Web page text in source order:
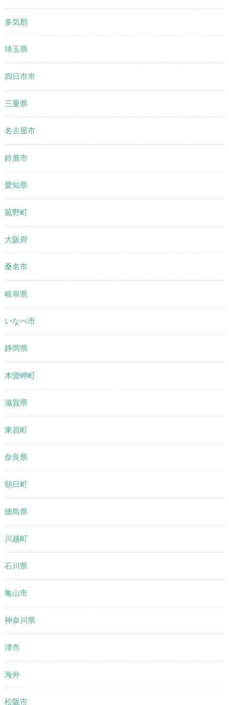
多気郡
埼玉県
四日市市
三重県
名古屋市
鈴鹿市
愛知県
菰野町
大阪府
桑名市
岐阜県
いなべ市
静岡県
木曽岬町
滋賀県
東員町
奈良県
朝日町
徳島県
川越町
石川県
亀山市
神奈川県
津市
海外
松阪市